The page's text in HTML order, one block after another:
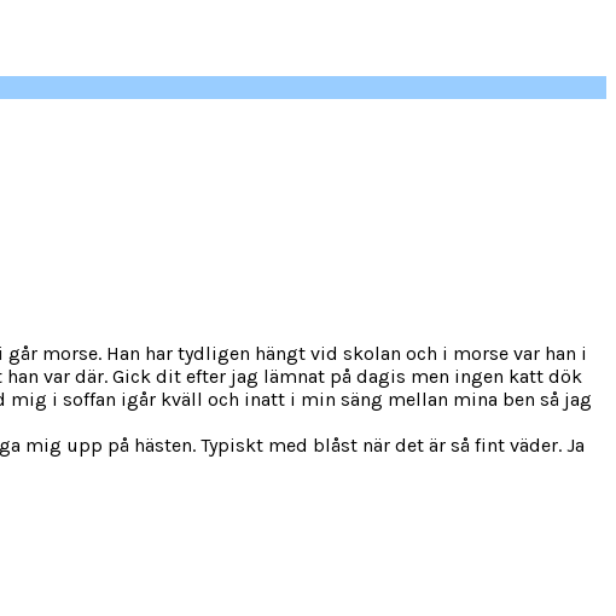
morse. Han har tydligen hängt vid skolan och i morse var han i
var där. Gick dit efter jag lämnat på dagis men ingen katt dök
mig i soffan igår kväll och inatt i min säng mellan mina ben så jag
upp på hästen. Typiskt med blåst när det är så fint väder. Ja